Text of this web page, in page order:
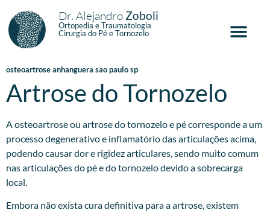
Dr. Alejandro Zoboli
Ortopedia e Traumatologia
Cirurgia do Pé e Tornozelo
osteoartrose anhanguera sao paulo sp
Artrose do Tornozelo
A osteoartrose ou artrose do tornozelo e pé corresponde a um
processo degenerativo e inflamatório das articulações acima,
podendo causar dor e rigidez articulares, sendo muito comum
nas articulações do pé e do tornozelo devido a sobrecarga
local.
Embora não exista cura definitiva para a artrose, existem